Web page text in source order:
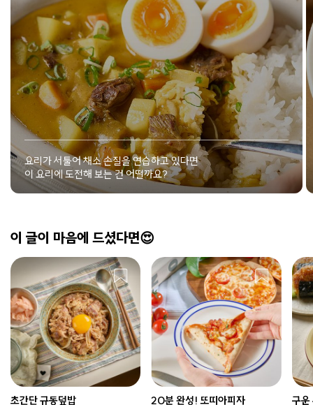
요리가 서툴어 채소 손질을 연습하고 있다면
이 요리에 도전해 보는 건 어떨까요?
이 글이 마음에 드셨다면😍
초간단 규동덮밥 20분 완성! 또띠아피자 구운